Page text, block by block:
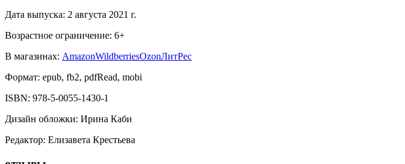
Дата выпуска: 2 августа 2021 г.
Возрастное ограничение: 6+
В магазинах: AmazonWildberriesOzonЛитРес
Формат: epub, fb2, pdfRead, mobi
ISBN: 978-5-0055-1430-1
Дизайн обложки: Ирина Каби
Редактор: Елизавета Крестьева